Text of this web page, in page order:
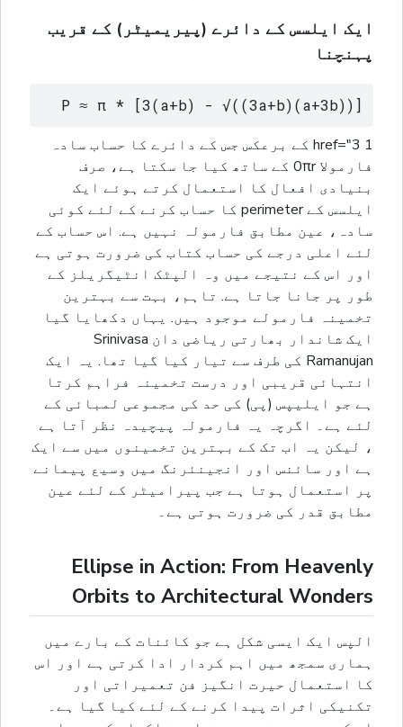
ایک ایلسس کے دائرے (پیریمیٹر) کے قریب
پہنچنا
P ≈ π * [3(a+b) - √((3a+b)(a+3b))]
1 href="3 کے برعکس جس کے دائرے کا حساب سادہ
فارمولا 0πr کے ساتھ کیا جا سکتا ہے، صرف
بنیادی افعال کا استعمال کرتے ہوئے ایک
ایلسس کے perimeter کا حساب کرنے کے لئے کوئی
سادہ، عین مطابق فارمولہ نہیں ہے. اس حساب کے
لئے اعلی درجے کی حساب کتاب کی ضرورت ہوتی ہے
اور اس کے نتیجے میں وہ الپٹک انٹیگریلز کے
طور پر جانا جاتا ہے. تاہم، بہت سے بہترین
تخمینہ فارمولے موجود ہیں. یہاں دکھایا گیا
ایک شاندار بھارتی ریاضی دان Srinivasa
Ramanujan کی طرف سے تیار کیا گیا تھا. یہ ایک
انتہائی قریبی اور درست تخمینہ فراہم کرتا
ہے جو ایلیپس (پی) کی حد کی مجموعی لمبائی کے
لئے ہے۔ اگرچہ یہ فارمولہ پیچیدہ نظر آتا ہے
، لیکن یہ اب تک کے بہترین تخمینوں میں سے ایک
ہے اور سائنس اور انجینئرنگ میں وسیع پیمانے
پر استعمال ہوتا ہے جب پیرامیٹر کے لئے عین
مطابق قدر کی ضرورت ہوتی ہے۔
Ellipse in Action: From Heavenly
Orbits to Architectural Wonders
الپس ایک ایسی شکل ہے جو کائنات کے بارے میں
ہماری سمجھ میں اہم کردار ادا کرتی ہے اور اس
کا استعمال حیرت انگیز فن تعمیراتی اور
تکنیکی اثرات پیدا کرنے کے لئے کیا گیا ہے۔